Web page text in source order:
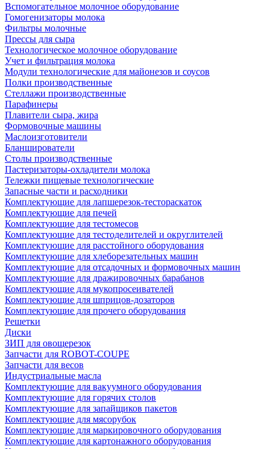
Вспомогательное молочное оборудование
Гомогенизаторы молока
Фильтры молочные
Прессы для сыра
Технологическое молочное оборудование
Учет и фильтрация молока
Модули технологические для майонезов и соусов
Полки производственные
Стеллажи производственные
Парафинеры
Плавители сыра, жира
Формовочные машины
Маслоизготовители
Бланширователи
Столы производственные
Пастеризаторы-охладители молока
Тележки пищевые технологические
Запасные части и расходники
Комплектующие для лапшерезок-тестораскаток
Комплектующие для печей
Комплектующие для тестомесов
Комплектующие для тестоделителей и округлителей
Комплектующие для расстойного оборудования
Комплектующие для хлеборезательных машин
Комплектующие для отсадочных и формовочных машин
Комплектующие для дражировочных барабанов
Комплектующие для мукопросеивателей
Комплектующие для шприцов-дозаторов
Комплектующие для прочего оборудования
Решетки
Диски
ЗИП для овощерезок
Запчасти для ROBOT-COUPE
Запчасти для весов
Индустриальные масла
Комплектующие для вакуумного оборудования
Комплектующие для горячих столов
Комплектующие для запайщиков пакетов
Комплектующие для мясорубок
Комплектующие для маркировочного оборудования
Комплектующие для картонажного оборудования